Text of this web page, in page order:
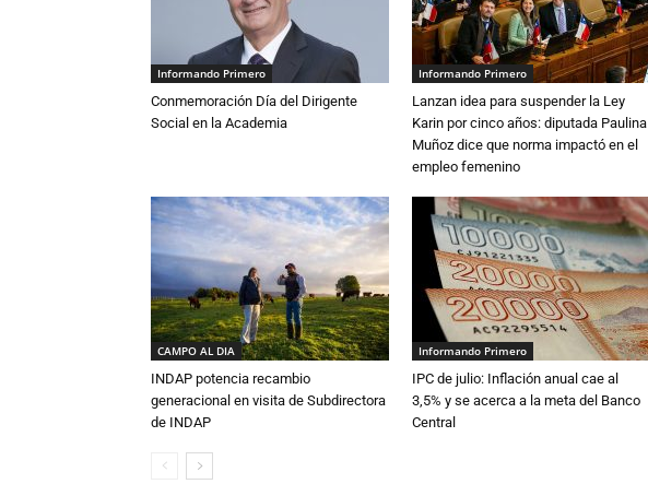
Informando Primero
Conmemoración Día del Dirigente
Social en la Academia
Informando Primero
Lanzan idea para suspender la Ley
Karin por cinco años: diputada Paulina
Muñoz dice que norma impactó en el
empleo femenino
CAMPO AL DIA
INDAP potencia recambio
generacional en visita de Subdirectora
de INDAP
Informando Primero
IPC de julio: Inflación anual cae al
3,5% y se acerca a la meta del Banco
Central